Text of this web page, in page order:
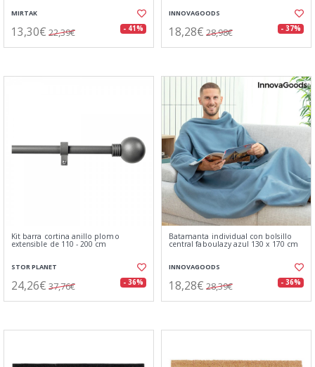
MIRTAK
13,30€ 22,39€ - 41%
INNOVAGOODS
18,28€ 28,98€ - 37%
Kit barra cortina anillo plomo
extensible de 110 - 200 cm
STOR PLANET
24,26€ 37,76€ - 36%
Batamanta individual con bolsillo
central faboulazy azul 130 x 170 cm
INNOVAGOODS
18,28€ 28,39€ - 36%